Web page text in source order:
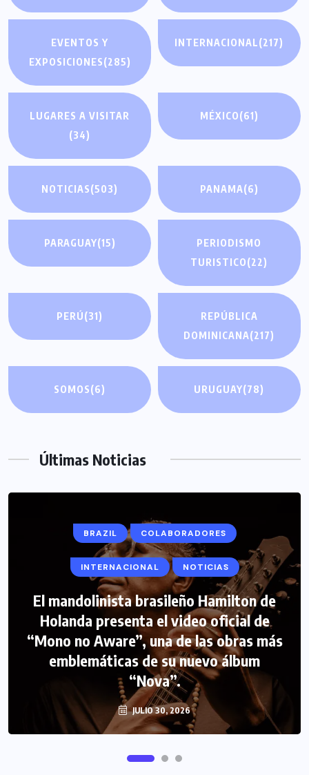
EVENTOS Y
EXPOSICIONES(285)
INTERNACIONAL(217)
LUGARES A VISITAR
(34)
MÉXICO(61)
NOTICIAS(503) PANAMA(6)
PARAGUAY(15)
PERIODISMO
TURISTICO(22)
PERÚ(31)
REPÚBLICA
DOMINICANA(217)
SOMOS(6) URUGUAY(78)
Últimas Noticias
BRAZIL COLABORADORES
INTERNACIONAL NOTICIAS
El mandolinista brasileño Hamilton de
Holanda presenta el video oficial de
“Mono no Aware”, una de las obras más
emblemáticas de su nuevo álbum
“Nova”.
JULIO 30, 2026
COLABORADORES INTERNACIONAL
NOTICIAS PERIODISMO TURISTICO
FIPETUR se solidariza con Venezuela
JUNIO 29, 2026